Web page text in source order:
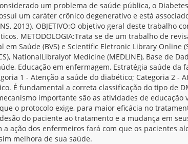
um problema de saúde pública, o
um caráter crônico degenerativo e está
2013). OBJETIVO:O objetivo geral deste
METODOLOGIA:Trata se de um trabalho de
em Saúde (BVS) e Scientific Eletronic Library Online
NationalLibralyof Medicine (MEDLINE), Base de
Educação em enfermagem, Estratégia saúde
1 - Atenção a saúde do diabético; Categoria 2
É fundamental a correta classificação do tipo de
importante são as atividades de
o protocolo exige, para maior eficácia no
do paciente ao tratamento e a mudança em
a ação dos enfermeiros fará com que os pacientes
melhora de sua saúde.